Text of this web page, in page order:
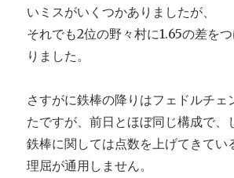
いミスがいくつかありましたが、
それでも2位の野々村に1.65の差を
りました。
さすがに鉄棒の降りはフェドルチェ
たですが、前日とほぼ同じ構成で、
鉄棒に関しては点数を上げてきてい
理屈が通用しません。